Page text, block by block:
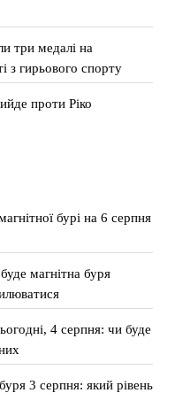
медалі на
з гирьового спорту
проти Ріко
бурі на 6 серпня
магнітна буря
4 серпня: чи буде
3 серпня: який рівень